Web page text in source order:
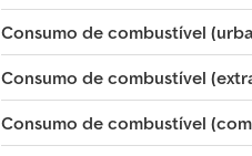
Consumo de combustível
Consumo de combustível
Consumo de combustível